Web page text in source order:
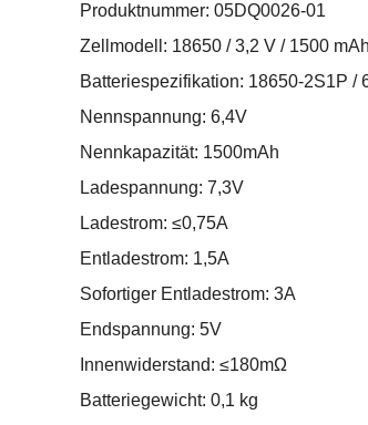
Produktnummer: 05DQ0026-01
Zellmodell: 18650 / 3,2 V / 1500 mAh
Batteriespezifikation: 18650-2S1P /
Nennspannung: 6,4V
Nennkapazität: 1500mAh
Ladespannung: 7,3V
Ladestrom: ≤0,75A
Entladestrom: 1,5A
Sofortiger Entladestrom: 3A
Endspannung: 5V
Innenwiderstand: ≤180mΩ
Batteriegewicht: 0,1 kg